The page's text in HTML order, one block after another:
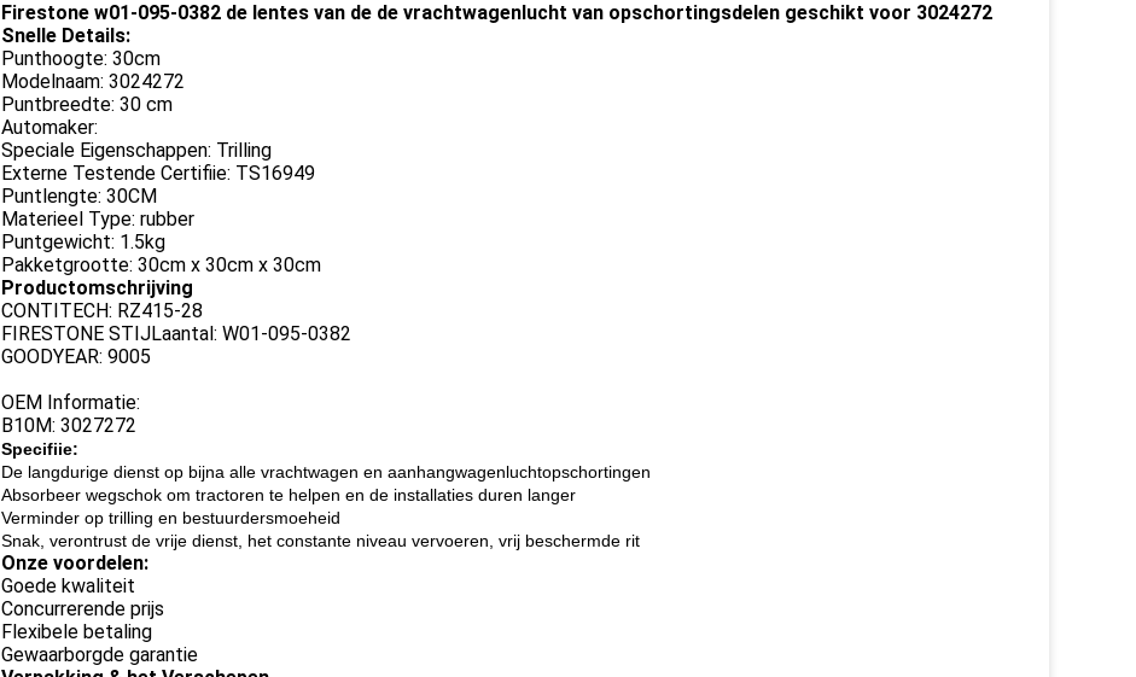
Firestone w01-095-0382 de lentes van de de vrachtwagenlucht van opschortingsdelen geschikt voor 3024272
Snelle Details:
Punthoogte: 30cm
Modelnaam: 3024272
Puntbreedte: 30 cm
Automaker:
Speciale Eigenschappen: Trilling
Externe Testende Certifiie: TS16949
Puntlengte: 30CM
Materieel Type: rubber
Puntgewicht: 1.5kg
Pakketgrootte: 30cm x 30cm x 30cm
Productomschrijving
CONTITECH: RZ415-28
FIRESTONE STIJLaantal: W01-095-0382
GOODYEAR: 9005
OEM Informatie:
B10M: 3027272
Specifiie:
De langdurige dienst op bijna alle vrachtwagen en aanhangwagenluchtopschortingen
Absorbeer wegschok om tractoren te helpen en de installaties duren langer
Verminder op trilling en bestuurdersmoeheid
Snak, verontrust de vrije dienst, het constante niveau vervoeren, vrij beschermde rit
Onze voordelen:
Goede kwaliteit
Concurrerende prijs
Flexibele betaling
Gewaarborgde garantie